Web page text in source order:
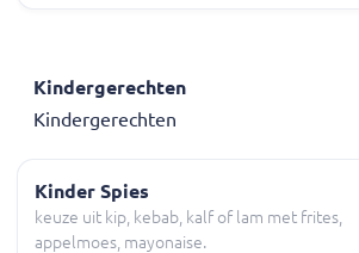
Kindergerechten
Kindergerechten
Kinder Spies
keuze uit kip, kebab, kalf of lam met frites,
appelmoes, mayonaise.